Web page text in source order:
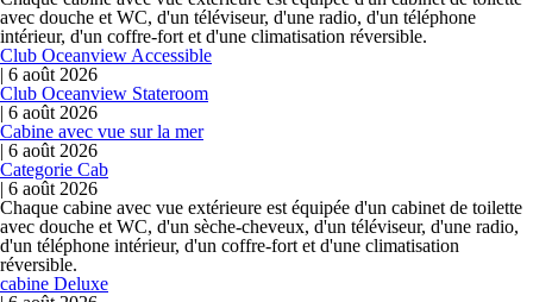
avec douche et WC, d'un téléviseur, d'une radio, d'un téléphone
intérieur, d'un coffre-fort et d'une climatisation réversible.
Club Oceanview Accessible
| 6 août 2026
Club Oceanview Stateroom
| 6 août 2026
Cabine avec vue sur la mer
| 6 août 2026
Categorie Cab
| 6 août 2026
Chaque cabine avec vue extérieure est équipée d'un cabinet de toilette
avec douche et WC, d'un sèche-cheveux, d'un téléviseur, d'une radio,
d'un téléphone intérieur, d'un coffre-fort et d'une climatisation
réversible.
cabine Deluxe